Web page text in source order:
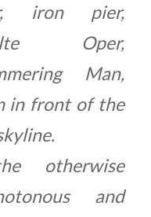
iron pier,
Oper,
Man,
in front of the
and